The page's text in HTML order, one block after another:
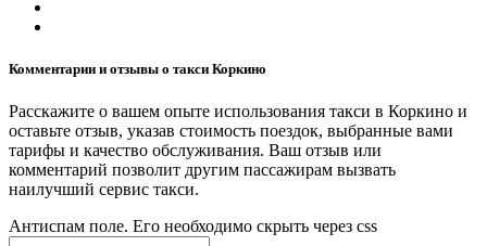
Комментарии и отзывы о такси Коркино
Расскажите о вашем опыте использования такси в Коркино и
оставьте отзыв, указав стоимость поездок, выбранные вами
тарифы и качество обслуживания. Ваш отзыв или
комментарий позволит другим пассажирам вызвать
наилучший сервис такси.
Антиспам поле. Его необходимо скрыть через css